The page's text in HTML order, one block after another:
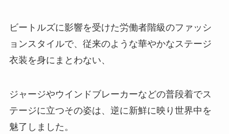
ビートルズに影響を受けた労働者階級のファッシ
ョンスタイルで、従来のような華やかなステージ
衣装を身にまとわない、
ジャージやウインドブレーカーなどの普段着でス
テージに立つその姿は、逆に新鮮に映り世界中を
魅了しました。